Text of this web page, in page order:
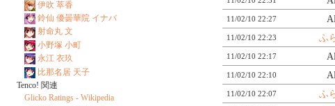
11/02/10 22:27
11/02/10 22:23 ふ
11/02/10 22:17
11/02/10 22:10
11/02/10 22:07 ふ
伊吹 萃香
鈴仙 優曇華院 イナバ
射命丸 文
小野塚 小町
永江 衣玖
比那名居 天子
Tenco! 関連
Glicko Ratings - Wikipedia